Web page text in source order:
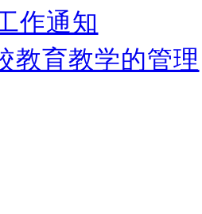
作通知
教育教学的管理